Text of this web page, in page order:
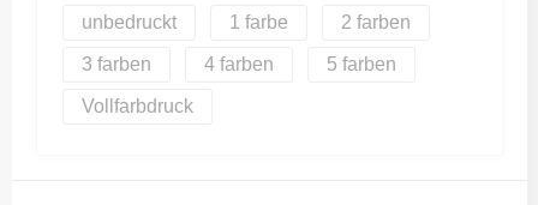
unbedruckt 1 2
3 4 5
Vollfarbdruck